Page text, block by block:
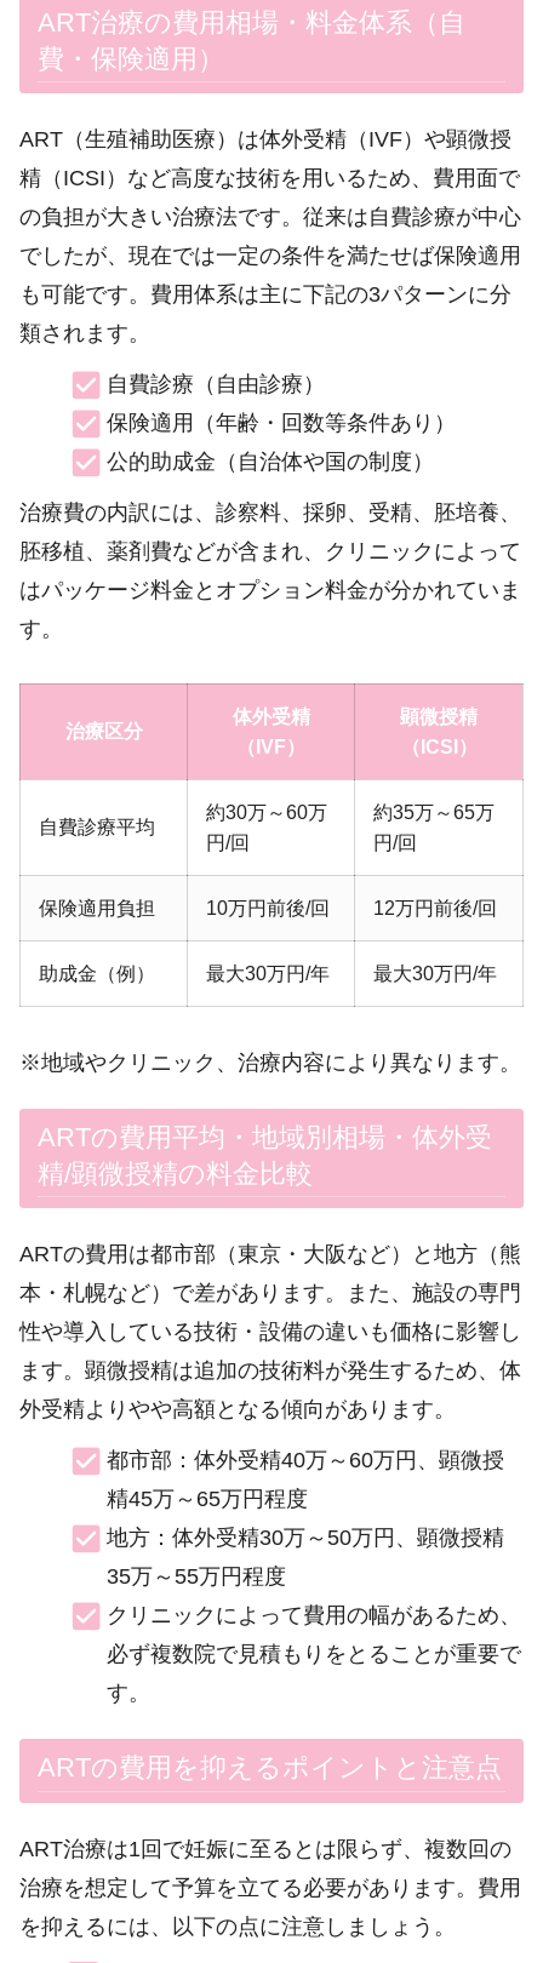
ART治療の費用相場・料金体系（自
費・保険適用）
ART（生殖補助医療）は体外受精（IVF）や顕微授
精（ICSI）など高度な技術を用いるため、費用面で
の負担が大きい治療法です。従来は自費診療が中心
でしたが、現在では一定の条件を満たせば保険適用
も可能です。費用体系は主に下記の3パターンに分
類されます。
自費診療（自由診療）
保険適用（年齢・回数等条件あり）
公的助成金（自治体や国の制度）
治療費の内訳には、診察料、採卵、受精、胚培養、
胚移植、薬剤費などが含まれ、クリニックによって
はパッケージ料金とオプション料金が分かれていま
す。
治療区分
体外受精
（IVF）
顕微授精
（ICSI）
自費診療平均
約30万～60万
円/回
約35万～65万
円/回
保険適用負担 10万円前後/回 12万円前後/回
助成金（例） 最大30万円/年 最大30万円/年
※地域やクリニック、治療内容により異なります。
ARTの費用平均・地域別相場・体外受
精/顕微授精の料金比較
ARTの費用は都市部（東京・大阪など）と地方（熊
本・札幌など）で差があります。また、施設の専門
性や導入している技術・設備の違いも価格に影響し
ます。顕微授精は追加の技術料が発生するため、体
外受精よりやや高額となる傾向があります。
都市部：体外受精40万～60万円、顕微授
精45万～65万円程度
地方：体外受精30万～50万円、顕微授精
35万～55万円程度
クリニックによって費用の幅があるため、
必ず複数院で見積もりをとることが重要で
す。
ARTの費用を抑えるポイントと注意点
ART治療は1回で妊娠に至るとは限らず、複数回の
治療を想定して予算を立てる必要があります。費用
を抑えるには、以下の点に注意しましょう。